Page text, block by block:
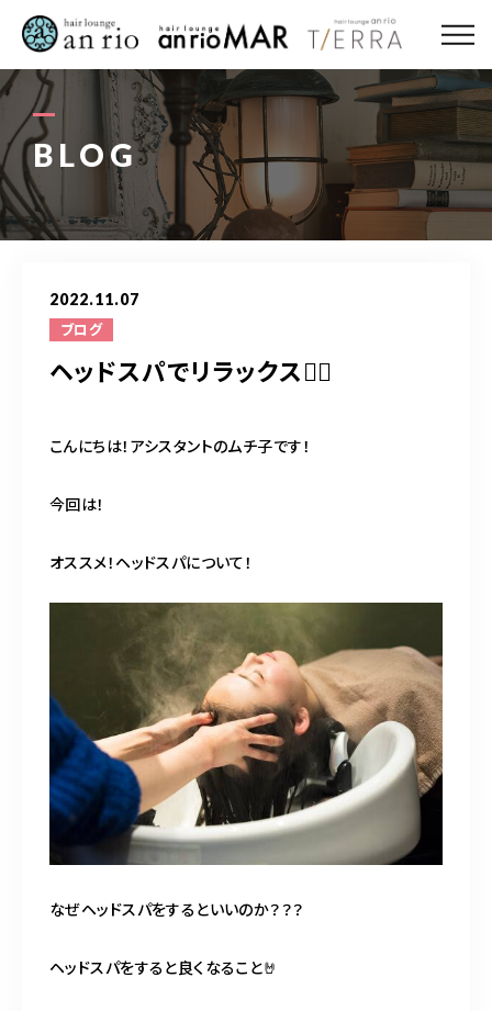
BLOG
2022.11.07
ブログ
ヘッドスパでリラックス💆‍♀️
こんにちは！アシスタントのムチ子です！
今回は！
オススメ！ヘッドスパについて！
なぜヘッドスパをするといいのか？？？
ヘッドスパをすると良くなること🤘
ABOUT US
MENU
STYLE
STAFF〈anrio TIERRA〉
RECRUIT 求人・採用
ACCESS
CONTACT
098-943-5969
【an rio】営業時間 10:00～19:00（日月除く）
098-917-5366
098-917-5366